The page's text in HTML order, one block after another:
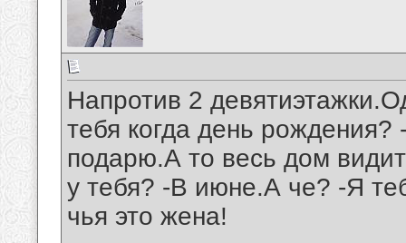
Напротив 2
тебя когда день
подарю.А то весь дом
у тебя? -В июне.А че? -Я
чья это жена!